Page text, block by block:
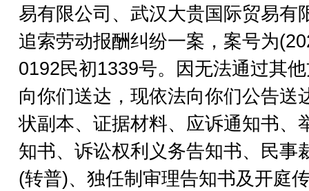
易有限公司、武汉大贵国际贸易有
追索劳动报酬纠纷一案，案号为
0192民初1339号。因无法通过其
向你们送达，现依法向你们公告送
状副本、证据材料、应诉通知书、
知书、诉讼权利义务告知书、民事
(转普)、独任制审理告知书及开庭